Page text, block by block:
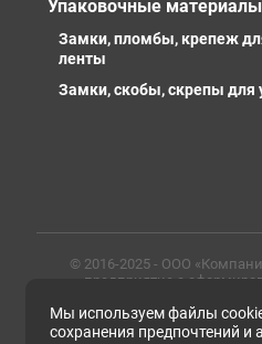
Упаковочные материалы
Замки, пломбы, крепеж
ленты
Замки, скобы, скрепы для
© 2016-2025 - ООО
предприятие с
профессиональными
металлопрокат любых
Мы используем файлы cookie
сохранения предпочтений и